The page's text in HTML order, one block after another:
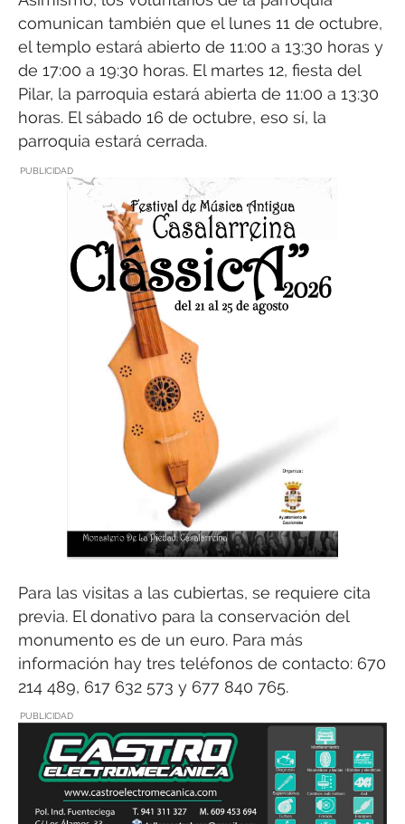
comunican también que el lunes 11 de octubre,
el templo estará abierto de 11:00 a 13:30 horas y
de 17:00 a 19:30 horas. El martes 12, fiesta del
Pilar, la parroquia estará abierta de 11:00 a 13:30
horas. El sábado 16 de octubre, eso sí, la
parroquia estará cerrada.
PUBLICIDAD
Para las visitas a las cubiertas, se requiere cita
previa. El donativo para la conservación del
monumento es de un euro. Para más
información hay tres teléfonos de contacto: 670
214 489, 617 632 573 y 677 840 765.
PUBLICIDAD